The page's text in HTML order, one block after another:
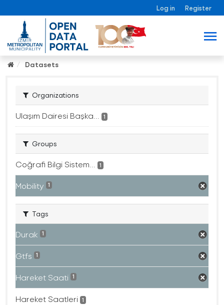
Log in Register
Datasets
Organizations
Ulaşım Dairesi Başka... 1
Groups
Coğrafi Bilgi Sistem... 1
Mobility 1
Tags
Durak 1
Gtfs 1
Hareket Saati 1
Hareket Saatleri 1